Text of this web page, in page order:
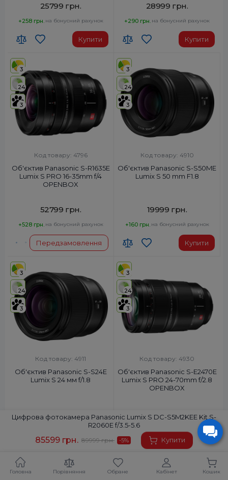
25799 грн.
+258 грн. на бонусний рахунок
Купити
28999 грн.
+290 грн. на бонусний рахунок
Купити
3
24
3
Код товару: 4796
Об'єктив Panasonic S-R1635E
Lumix S PRO 16-35mm f/4
OPENBOX
52799 грн.
+528 грн. на бонусний рахунок
Передзамовлення
3
24
3
Код товару: 4910
Об'єктив Panasonic S-S50ME
Lumix S 50 mm F1.8
19999 грн.
+160 грн. на бонусний рахунок
Купити
3
24
3
Код товару: 4911
Об'єктив Panasonic S-S24E
Lumix S 24 мм f/1.8
35999 грн.
на бонусний рахунок
3
24
3
Код товару: 4930
Об'єктив Panasonic S-E2470E
Lumix S PRO 24-70mm f/2.8
OPENBOX
83999 грн.
+840 грн. на бонусний рахунок
Передзамовлення
Цифрова фотокамера Panasonic Lumix S DC-S5M2KEE Kit S-
R2060E f/3.5-5.6
85599 грн. 89999 грн. -5% Купити
Головна Порівняння Обране Кабінет Кошик